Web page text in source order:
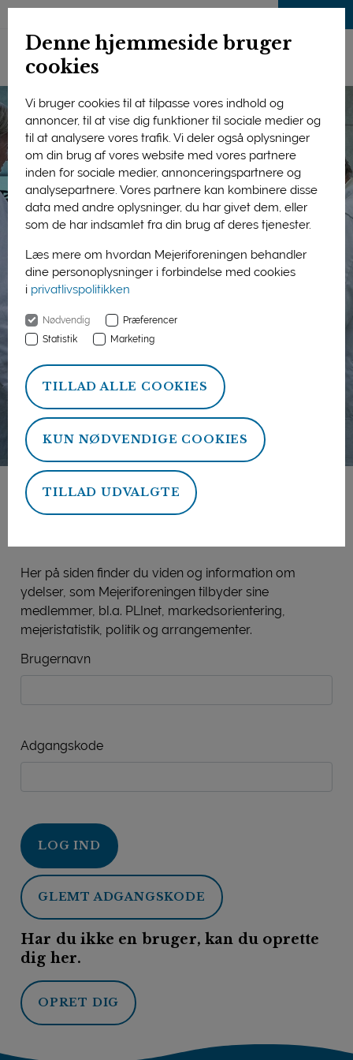
Denne hjemmeside bruger
cookies
Vi bruger cookies til at tilpasse vores indhold og
annoncer, til at vise dig funktioner til sociale medier og
til at analysere vores trafik. Vi deler også oplysninger
om din brug af vores website med vores partnere
inden for sociale medier, annonceringspartnere og
analysepartnere. Vores partnere kan kombinere disse
data med andre oplysninger, du har givet dem, eller
som de har indsamlet fra din brug af deres tjenester.
Læs mere om hvordan Mejeriforeningen behandler
dine personoplysninger i forbindelse med cookies
i privatlivspolitikken
Nødvendig
Præferencer
Statistik
Marketing
TILLAD ALLE COOKIES
KUN NØDVENDIGE COOKIES
TILLAD UDVALGTE
Mejeriforeningens
Her på siden finder du viden og information om
ydelser, som Mejeriforeningen tilbyder sine
medlemmer, bl.a. PLInet, markedsorientering,
mejeristatistik, politik og arrangementer.
Brugernavn
Adgangskode
LOG IND
GLEMT ADGANGSKODE
Har du ikke en bruger, kan du oprette
dig her.
OPRET DIG